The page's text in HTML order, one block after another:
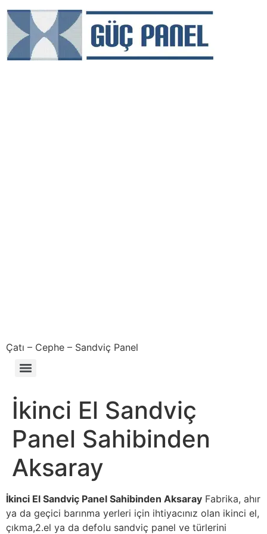
Çatı – Cephe – Sandviç Panel
İkinci El Sandviç
Panel Sahibinden
Aksaray
İkinci El Sandviç Panel Sahibinden Aksaray Fabrika, ahır
ya da geçici barınma yerleri için ihtiyacınız olan ikinci el,
çıkma,2.el ya da defolu sandviç panel ve türlerini